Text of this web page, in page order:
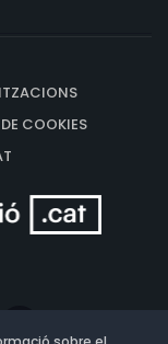
COOKIES